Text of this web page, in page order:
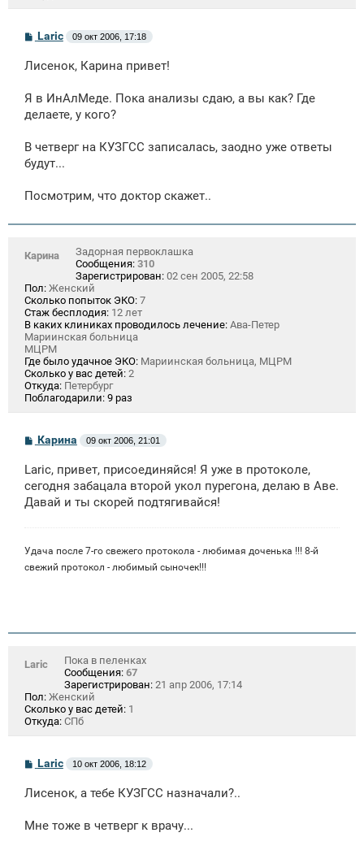
С
б
н
и
Laric 09 окт 2006, 17:18
Лисенок, Карина привет!
Я в ИнАлМеде. Пока анализы сдаю, а вы как? Где
делаете, у кого?
В четверг на КУЗГСС записалась, заодно уже ответы
будут...
Посмотрим, что доктор скажет..
Карина
Задорная первоклашка
Сообщения: 310
Зарегистрирован: 02 сен 2005, 22:58
Пол: Женский
Сколько попыток ЭКО: 7
Стаж бесплодия: 12 лет
В каких клиниках проводилось лечение: Ава-Петер
Мариинская больница
МЦРМ
Где было удачное ЭКО: Мариинская больница, МЦРМ
Сколько у вас детей: 2
Откуда: Петербург
Поблагодарили: 9 раз
С
б
щ
н
Карина 09 окт 2006, 21:01
Laric, привет, присоединяйся! Я уже в протоколе,
сегодня забацала второй укол пурегона, делаю в Аве.
Давай и ты скорей подтягивайся!
Удача после 7-го свежего протокола - любимая доченька !!! 8-й
свежий протокол - любимый сыночек!!!
Laric
Пока в пеленках
Сообщения: 67
Зарегистрирован: 21 апр 2006, 17:14
Пол: Женский
Сколько у вас детей: 1
Откуда: СПб
С
б
е
н
Laric 10 окт 2006, 18:12
Лисенок, а тебе КУЗГСС назначали?..
Мне тоже в четверг к врачу...